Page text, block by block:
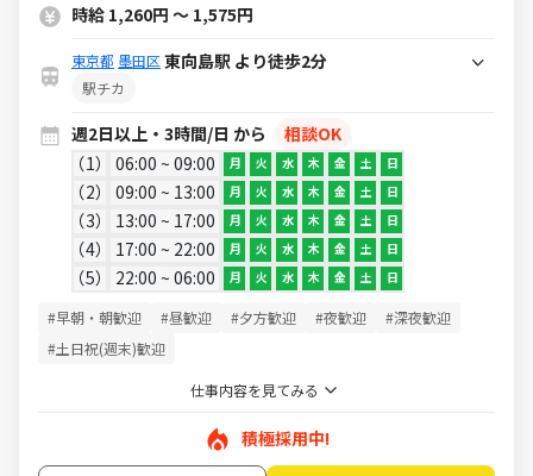
時給 1,260円 ～ 1,575円
東京都 墨田区 東向島駅 より徒歩2分
駅チカ
週2日以上・3時間/日 から
相談OK
1
06:00 ~ 09:00 月 火 水 木 金 土 日
2 09:00 ~ 13:00 月 火 水 木 金 土 日
3 13:00 ~ 17:00 月 火 水 木 金 土 日
4 17:00 ~ 22:00 月 火 水 木 金 土 日
5 22:00 ~ 06:00 月 火 水 木 金 土 日
#早朝・朝歓迎 #昼歓迎 #夕方歓迎 #夜歓迎
#深夜歓迎
#土日祝(週末)歓迎
仕事内容を見てみる
積極採用中!